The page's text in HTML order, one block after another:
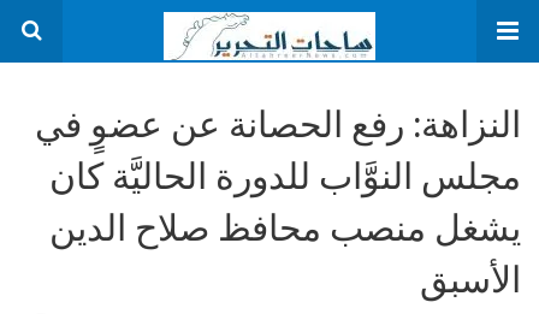
النزاهة: رفع الحصانة عن عضوٍ في
مجلس النوَّاب للدورة الحاليَّة كان
يشغل منصب محافظ صلاح الدين
الأسبق